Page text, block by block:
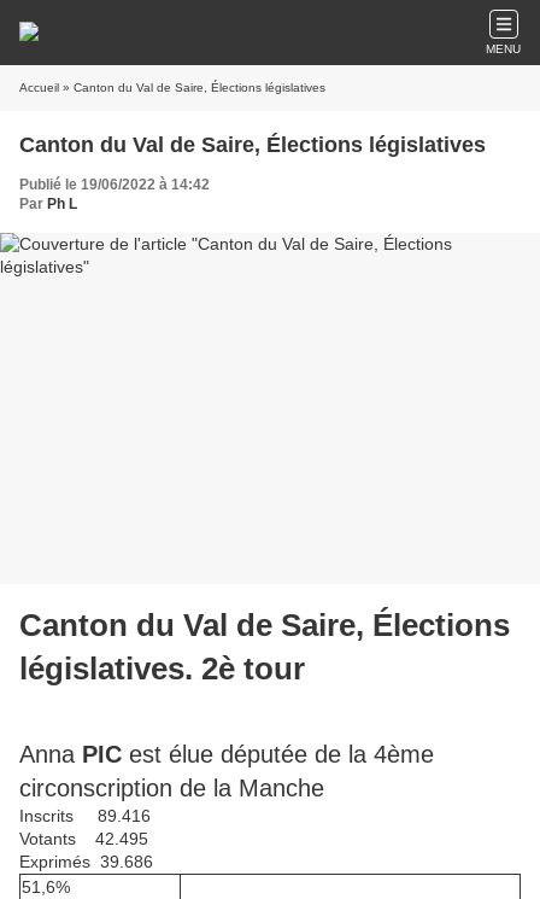
MENU
Accueil » Canton du Val de Saire, Élections législatives
Canton du Val de Saire, Élections législatives
Publié le 19/06/2022 à 14:42
Par Ph L
Canton du Val de Saire, Élections
législatives. 2è tour
Anna PIC est élue députée de la 4ème
circonscription de la Manche
Inscrits 89.416
Votants 42.495
Exprimés 39.686
51,6%